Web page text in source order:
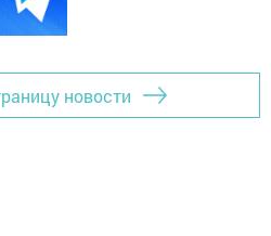
новости